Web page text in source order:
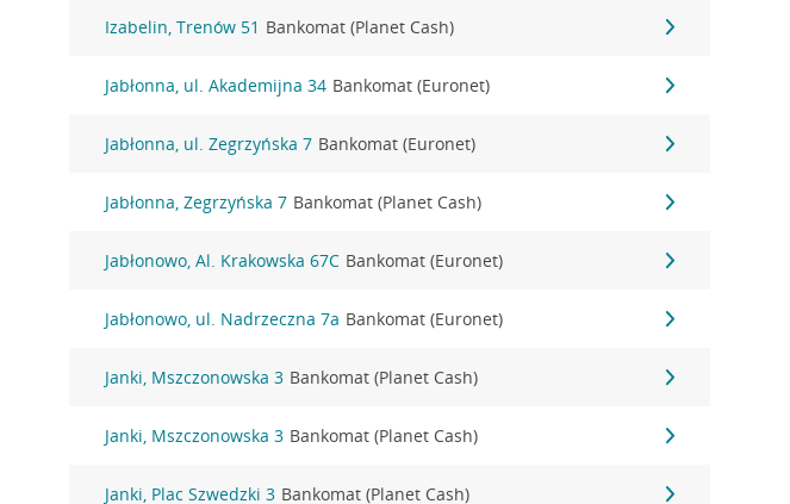
Izabelin, Trenów 51 Bankomat (Planet Cash)
Jabłonna, ul. Akademijna 34 Bankomat (Euronet)
Jabłonna, ul. Zegrzyńska 7 Bankomat (Euronet)
Jabłonna, Zegrzyńska 7 Bankomat (Planet Cash)
Jabłonowo, Al. Krakowska 67C Bankomat (Euronet)
Jabłonowo, ul. Nadrzeczna 7a Bankomat (Euronet)
Janki, Mszczonowska 3 Bankomat (Planet Cash)
Janki, Mszczonowska 3 Bankomat (Planet Cash)
Janki, Plac Szwedzki 3 Bankomat (Planet Cash)